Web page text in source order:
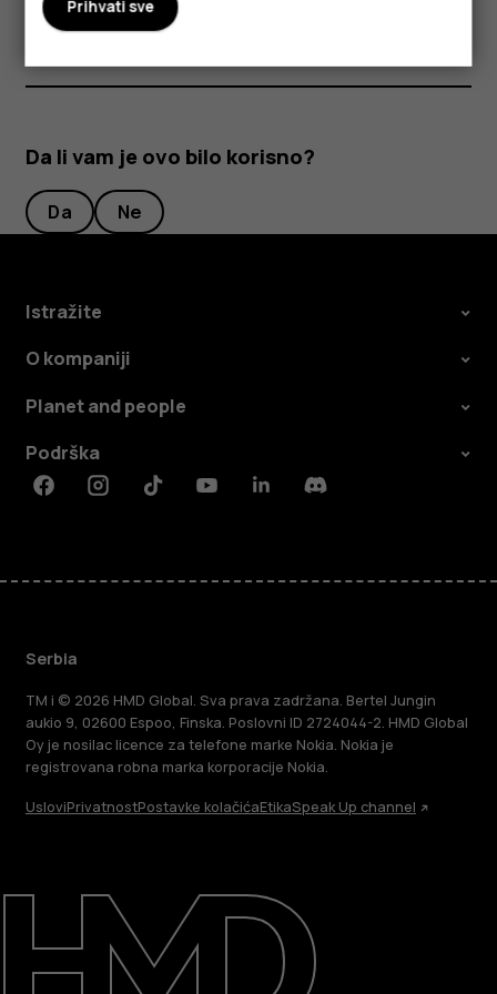
O kompaniji
Podrška
Da li vam je ovo bilo korisno?
Da Ne
Istražite
O kompaniji
Planet and people
Podrška
FacebookInstagramTiktokYoutubeLinkedinDiscord
Serbia
TM i © 2026 HMD Global. Sva prava zadržana. Bertel Jungin
aukio 9, 02600 Espoo, Finska. Poslovni ID 2724044-2. HMD Global
Oy je nosilac licence za telefone marke Nokia. Nokia je
registrovana robna marka korporacije Nokia.
UsloviPrivatnostPostavke kolačićaEtikaSpeak Up channel
Prihvati sve